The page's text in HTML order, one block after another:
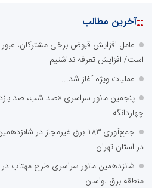
::آخرین مطالب
عامل افزایش قبوض برخی مشترکان،
است/ افزایش تعرفه نداشتیم
عملیات ویژه آغاز شد...
پنجمین مانور سراسری «صد شب، صد
چهاردانگه
جمع‌آوری 183 برق غیرمجاز در
در استان تهران
شانزدهمین مانور سراسری طرح مهتاب در
منطقه برق لواسان